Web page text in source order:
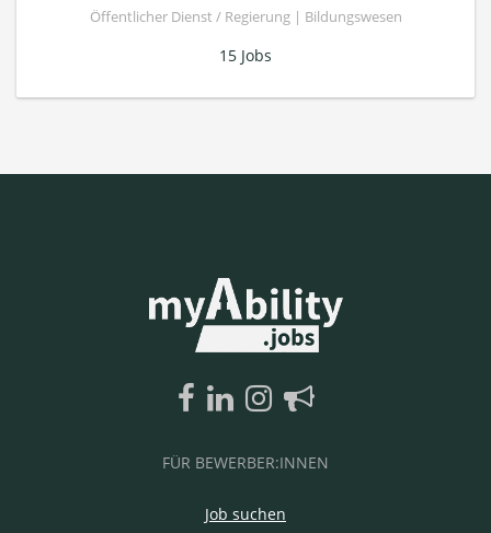
Öffentlicher Dienst / Regierung | Bildungswesen
15 Jobs
FÜR BEWERBER:INNEN
Job suchen